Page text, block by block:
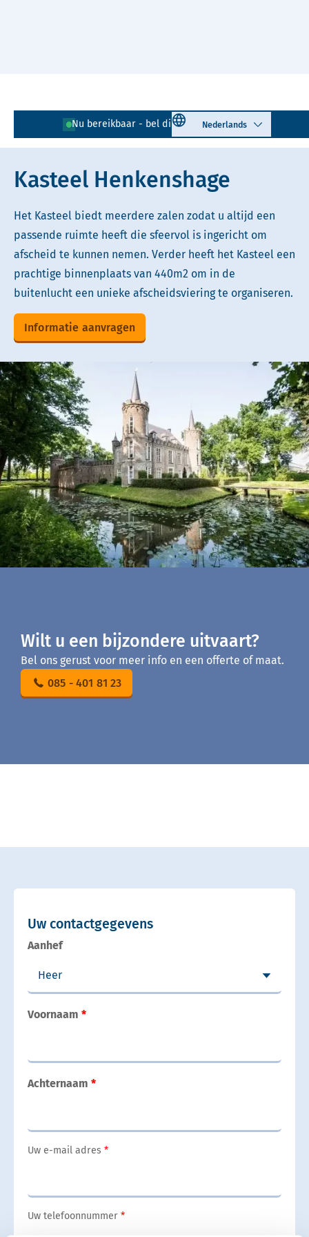
Nu bereikbaar - bel direct! 085 - 401 81 23
Select language
Lees voor Uitleg woorden
Simpele tekst
Kasteel Henkenshage
Het Kasteel biedt meerdere zalen zodat u altijd een
passende ruimte heeft die sfeervol is ingericht om
afscheid te kunnen nemen. Verder heeft het Kasteel een
prachtige binnenplaats van 440m2 om in de
buitenlucht een unieke afscheidsviering te organiseren.
Informatie aanvragen
Wilt u een bijzondere uitvaart?
Bel ons gerust voor meer info en een offerte of maat.
085 - 401 81 23
Uw contactgegevens
Aanhef
Voornaam
Achternaam
Uw e-mail adres
Uw telefoonnummer